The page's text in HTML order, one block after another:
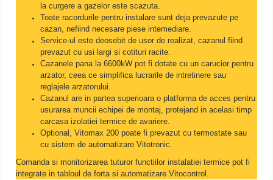
la curgere a gazelor este scazuta.
Toate racordurile pentru instalare sunt deja prevazute pe
cazan, nefiind necesare piese intemediare.
Service-ul este deosebit de usor de realizat, cazanul fiind
prevazut cu usi largi si cotituri racite.
Cazanele pana la 6600kW pot fi dotate cu un carucior pentru
arzator, ceea ce simplifica lucrarile de intretinere sau
reglajele arzatorului.
Cazanul are in partea superioara o platforma de acces pentru
usurarea muncii echipei de montaj, protejand in acelasi timp
carcasa izolatiei termice de avariere.
Optional, Vitomax 200 poate fi prevazut cu termostate sau
cu sistem de automatizare Vitotronic.
Comanda si monitorizarea tuturor functiilor instalatiei termice pot fi
integrate in tabloul de forta si automatizare Vitocontrol.